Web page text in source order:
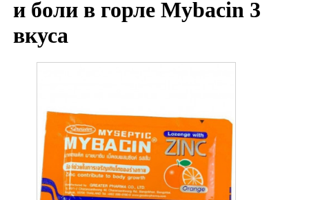
и боли в горле Mybacin 3
вкуса